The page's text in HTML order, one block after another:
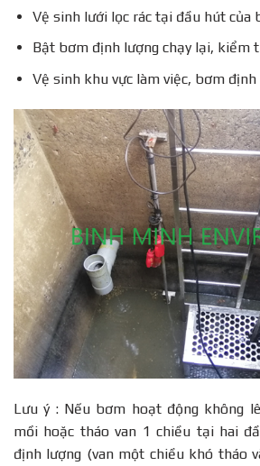
Vệ sinh lưới lọc rác tại đầu hút của
Bật bơm định lượng chạy lại, kiểm
Vệ sinh khu vực làm việc, bơm định
Lưu ý : Nếu bơm hoạt động không
mồi hoặc tháo van 1 chiều tại hai
định lượng (van một chiều khó tháo